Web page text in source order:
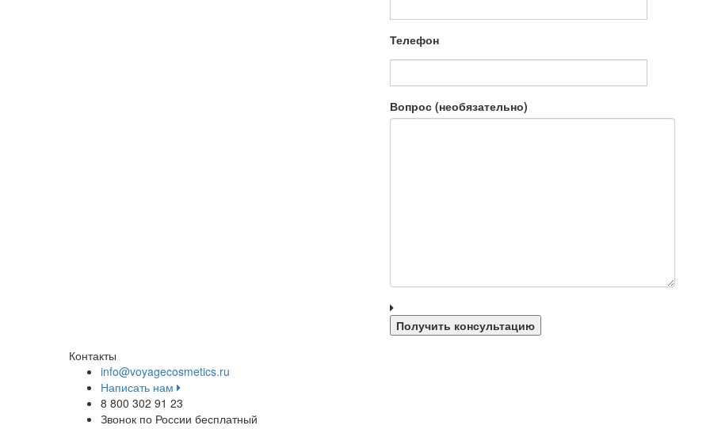
Телефон
Вопрос (необязательно)
Контакты
info@voyagecosmetics.ru
Написать нам
8 800 302 91 23
Звонок по России бесплатный